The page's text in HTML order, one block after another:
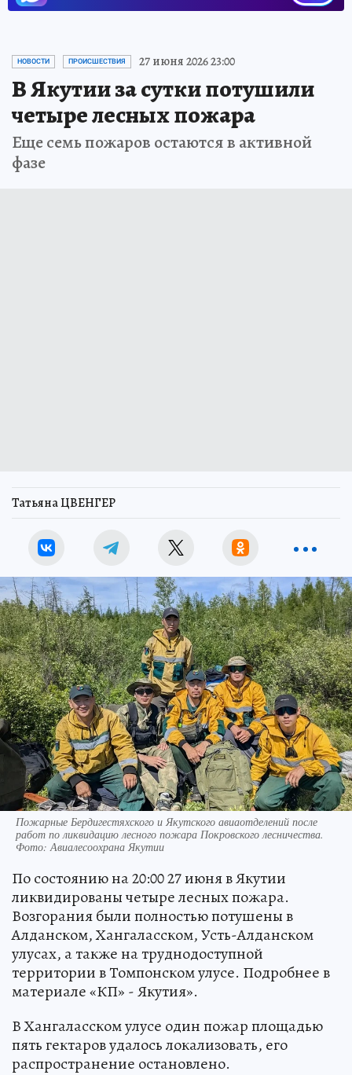
НОВОСТИ ПРОИСШЕСТВИЯ 27 июня 2026 23:00
В Якутии за сутки потушили
четыре лесных пожара
Еще семь пожаров остаются в активной
фазе
Татьяна ЦВЕНГЕР
Пожарные Бердигестяхского и Якутского авиаотделений после
работ по ликвидацию лесного пожара Покровского лесничества.
Фото: Авиалесоохрана Якутии
По состоянию на 20:00 27 июня в Якутии
ликвидированы четыре лесных пожара.
Возгорания были полностью потушены в
Алданском, Хангаласском, Усть-Алданском
улусах, а также на труднодоступной
территории в Томпонском улусе. Подробнее в
материале «КП» - Якутия».
В Хангаласском улусе один пожар площадью
пять гектаров удалось локализовать, его
распространение остановлено.